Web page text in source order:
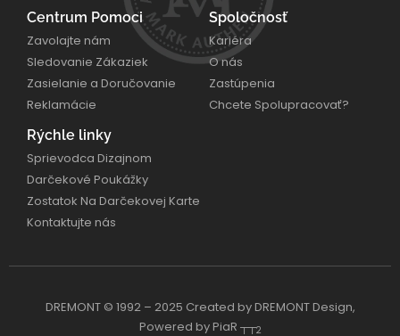
Centrum Pomoci
Zavolajte nám
Sledovanie Zákaziek
Zasielanie a Doručovanie
Reklamácie
Spoločnosť
Kariéra
O nás
Zastúpenia
Chcete Spolupracovať?
Rýchle linky
Sprievodca Dizajnom
Darčekové Poukážky
Zostatok Na Darčekovej Karte
Kontaktujte nás
DREMONT © 1992 – 2025 Created by DREMONT Design,
Powered by PiaR ┬┬2